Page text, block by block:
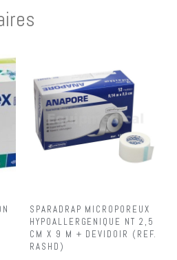
SPARADRAP MICROPOREUX
HYPOALLERGENIQUE NT 2,5
CM X 9 M + DEVIDOIR (REF.
RASHD)